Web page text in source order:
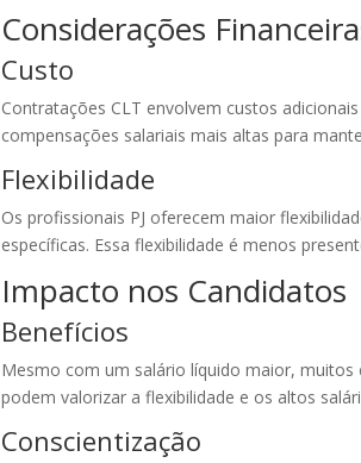
Considerações
Custo
Contratações CLT envolvem custos
compensações salariais mais altas para
Flexibilidade
Os profissionais PJ oferecem maior
específicas. Essa flexibilidade é menos
Impacto nos Candidatos
Benefícios
Mesmo com um salário líquido maior,
podem valorizar a flexibilidade e os altos
Conscientização